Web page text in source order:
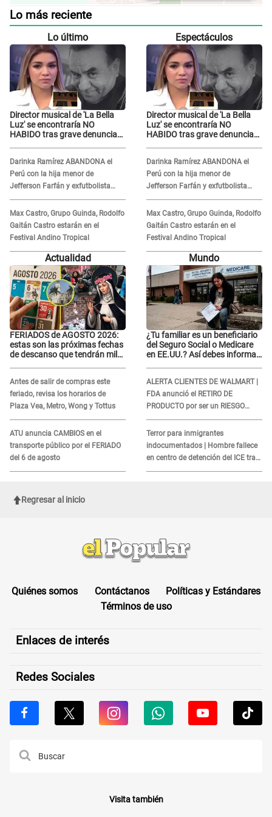
Lo más reciente
Lo último
Director musical de 'La Bella
Luz' se encontraría NO
HABIDO tras grave denuncia
Darinka Ramírez ABANDONA el
Perú con la hija menor de
Jefferson Farfán y exfutbolista
REACCIONA: "A ti que..."
Max Castro, Grupo Guinda, Rodolfo
Gaitán Castro estarán en el
Festival Andino Tropical
Espectáculos
Director musical de 'La Bella
Luz' se encontraría NO
HABIDO tras grave denuncia
Darinka Ramírez ABANDONA el
Perú con la hija menor de
Jefferson Farfán y exfutbolista
REACCIONA: "A ti que..."
Max Castro, Grupo Guinda, Rodolfo
Gaitán Castro estarán en el
Festival Andino Tropical
Actualidad
FERIADOS de AGOSTO 2026:
estas son las próximas fechas
de descanso que tendrán miles
Antes de salir de compras este
feriado, revisa los horarios de
Plaza Vea, Metro, Wong y Tottus
ATU anuncia CAMBIOS en el
transporte público por el FERIADO
del 6 de agosto
Mundo
¿Tu familiar es un beneficiario
del Seguro Social o Medicare
en EE.UU.? Así debes informar
ALERTA CLIENTES DE WALMART |
FDA anunció el RETIRO DE
PRODUCTO por ser un RIESGO
MORTAL para consumidores: ¿Cuál
es?
Terror para inmigrantes
indocumentados | Hombre fallece
en centro de detención del ICE tras
sufrir una "emergencia médica"
Regresar al inicio
Quiénes somos Contáctanos
Políticas y Estándares
Términos de uso
Enlaces de interés
Redes Sociales
Visita también